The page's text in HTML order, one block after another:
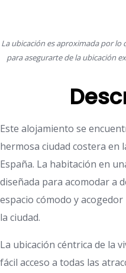
La ubicación es aproximada por
para asegurarte de la ubicación
Este alojamiento se
hermosa ciudad costera en
España. La habitación en
diseñada para acomodar a
espacio cómodo y
la ciudad.
La ubicación céntrica de la
fácil acceso a todas las